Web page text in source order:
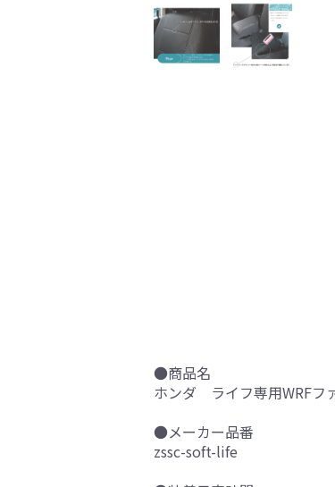
●商品名
ホンダ ライフ専用WRFフ
●メーカー品番
zssc-soft-life